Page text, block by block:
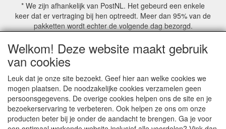
* We zijn afhankelijk van PostNL. Het gebeurd een enkele
keer dat er vertraging bij hen optreedt. Meer dan 95% van de
pakketten wordt echter de volgende dag bezorgd.
© COPYRIGHT by Mathmoswinkel.nl
Site Name, Ownership and Design Copyright by
Mathmoswinkel.nl
Copyrighted property may not be distributed, or displayed on
another website, or otherwise copied or reproduced without
our explicit written permission.
For more information on this site please contact:
webmaster@mathmoswinkel.nl
Welkom! Deze website maakt gebruik
van cookies
Leuk dat je onze site bezoekt. Geef hier aan welke cookies we
mogen plaatsen. De noodzakelijke cookies verzamelen geen
persoonsgegevens. De overige cookies helpen ons de site en je
bezoekerservaring te verbeteren. Ook helpen ze ons om onze
producten beter bij je onder de aandacht te brengen. Ga je voor